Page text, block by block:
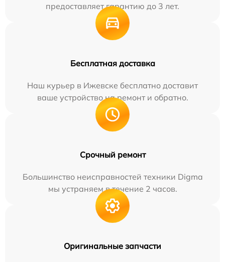
предоставляет гарантию до 3 лет.
Бесплатная доставка
Наш курьер в Ижевске бесплатно доставит
ваше устройство на ремонт и обратно.
Срочный ремонт
Большинство неисправностей техники Digma
мы устраняем в течение 2 часов.
Оригинальные запчасти